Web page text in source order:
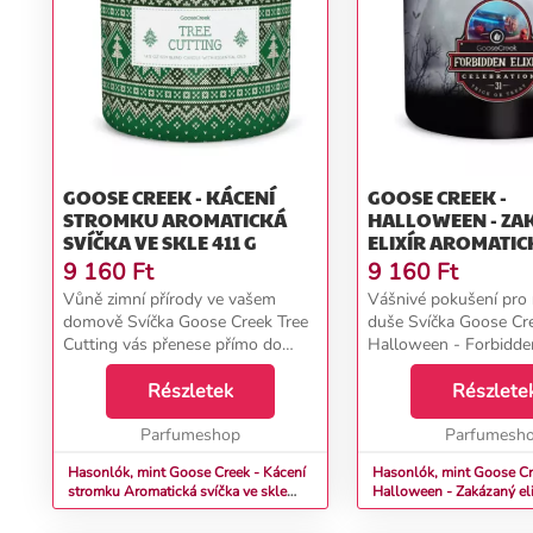
GOOSE CREEK - KÁCENÍ
STROMKU AROMATICKÁ
SVÍČKA VE SKLE 411 G
9 160 Ft
Vůně zimní přírody ve vašem
domově Svíčka Goose Creek Tree
Cutting vás přenese přímo do
zasněženého lesa, kde se vznáší
čerstvá vůně právě pokácených
vánočních stromků. Tato svěží,
dřevitá vůně spojuj...
Részletek
Parfumeshop
Hasonlók, mint Goose Creek - Kácení
stromku Aromatická svíčka ve skle
411 g
GOOSE CREEK -
HALLOWEEN -
ELIXÍR AROMATICKÁ
SVÍČKA VE SKLE
9 160 Ft
Vášnivé pokušení pro
duše Svíčka Goose
Halloween -
zavede do světa
kouzel a mystických
Tato fascinující vůně
intenzivní a podmaniv...
Hasonlók, mint Goose
Halloween - Zakázaný
Aromatická svíčka ve